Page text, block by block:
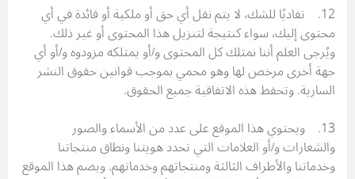
12. تفاديًا للشك، لا يتم نقل أي حق أو ملكية أو فائدة في أي
محتوى إليك، سواء كنتيجة لتنزيل هذا المحتوى أو غير ذلك.
ويُرجى العلم أننا نمتلك كل المحتوى و/أو يمتلكه مزودوه و/أو أي
جهة أخرى مرخص لها وهو محمي بموجب قوانين حقوق النشر
السارية. وتحفظ هذه الاتفاقية جميع الحقوق.
13. ويحتوي هذا الموقع على عدد من الأسماء والصور
والشعارات و/أو العلامات التي تحدد هويتنا ونطاق منتجاتنا
وخدماتنا والأطراف الثالثة ومنتجاتهم وخدماتهم. ويضم هذا الموقع